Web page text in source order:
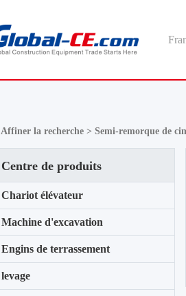
Affiner la recherche >Semi-remorque de
Centre de produits
Chariot élévateur
Machine d'excavation
Engins de terrassement
levage